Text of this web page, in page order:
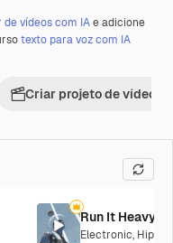
de vídeos com IAe adicione
texto para voz com IA
Criar projeto de vídeo
Run It Heavy
Electronic, Hip